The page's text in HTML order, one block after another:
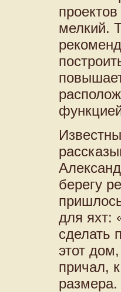
мелкий.
берегу
для яхт:
сделать
этот
причал,